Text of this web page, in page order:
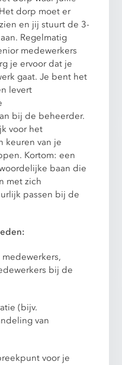
dorp moet er
en jij stuurt de 3-
Regelmatig
medewerkers
je ervoor dat je
gaat. Je bent het
levert
bij de beheerder.
voor het
keuren van je
Kortom: een
baan die
met zich
passen bij de
bij de
(bijv.
van
voor je